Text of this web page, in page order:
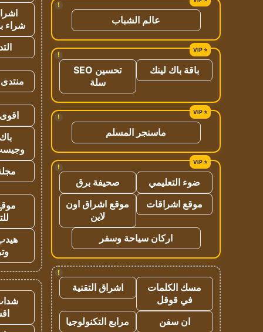
!
عالم الشباب
!
باقة باك لينك
تحسين SEO
سلة
!
ماسنجر المسلم
!
ضوء التعليمي
صحيفة برق
موقع اشراقات
موقع اشراق اون
لاين
اركان سياحة وسفر
!
مسك الكلمات
في قوقل
اشراق التقنية
ان سفن مرابع التكنولوجيا
شراء